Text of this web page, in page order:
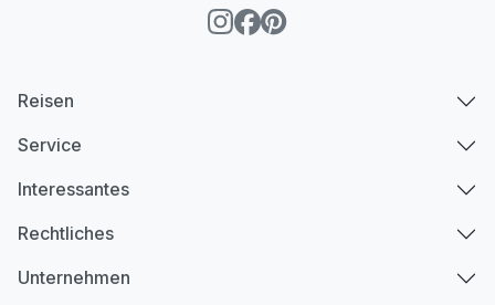
Reisen
Service
Interessantes
Rechtliches
Unternehmen